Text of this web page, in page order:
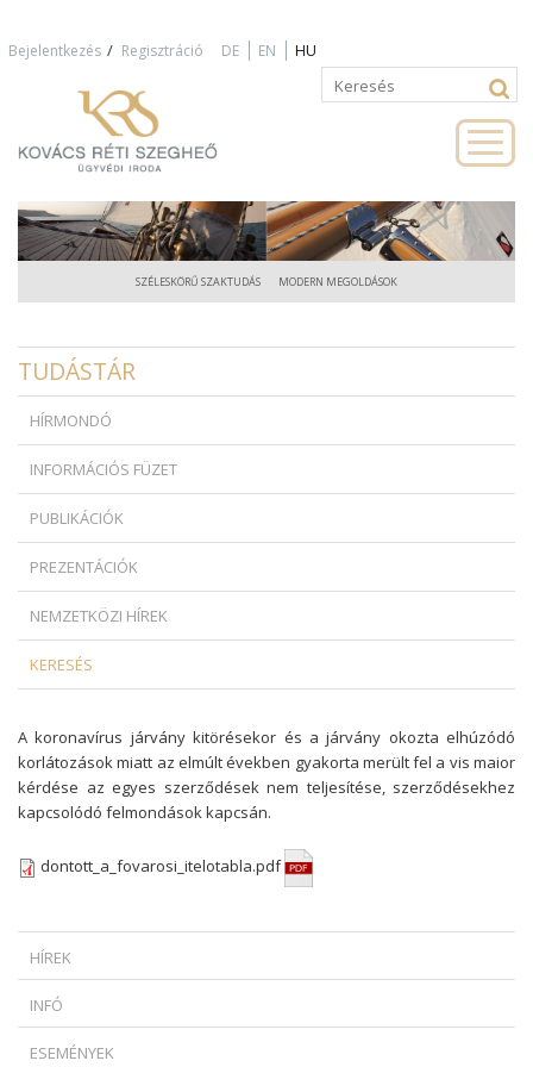
Bejelentkezés / Regisztráció DE EN HU
Keresés
Keresés
SZÉLESKÖRŰ SZAKTUDÁS MODERN MEGOLDÁSOK
TUDÁSTÁR
HÍRMONDÓ
INFORMÁCIÓS FÜZET
PUBLIKÁCIÓK
PREZENTÁCIÓK
NEMZETKÖZI HÍREK
KERESÉS
A koronavírus járvány kitörésekor és a járvány okozta elhúzódó
korlátozások miatt az elmúlt években gyakorta merült fel a vis maior
kérdése az egyes szerződések nem teljesítése, szerződésekhez
kapcsolódó felmondások kapcsán.
dontott_a_fovarosi_itelotabla.pdf
HÍREK
SZERZŐDÉS ESETÉN?
TÖRVÉNYSZÉKE MEGMENTETTE OBELIX HÍRNEVÉT
INFÓ
FELMONDÁST?...
ESEMÉNYEK